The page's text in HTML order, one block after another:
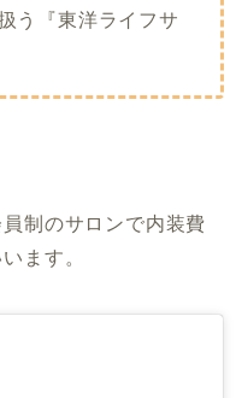
う『東洋ライフサ
制のサロンで内装費
ます。